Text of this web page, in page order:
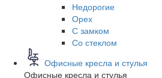
Недорогие
Орех
С замком
Со стеклом
Офисные кресла и стулья
Офисные кресла и стулья